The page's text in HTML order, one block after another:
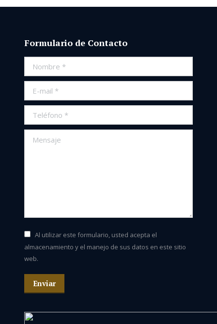
Formulario de Contacto
Nombre *
E-mail *
Teléfono *
Mensaje
Al utilizar este formulario, usted acepta el
almacenamiento y el manejo de sus datos en este sitio
web.
Enviar